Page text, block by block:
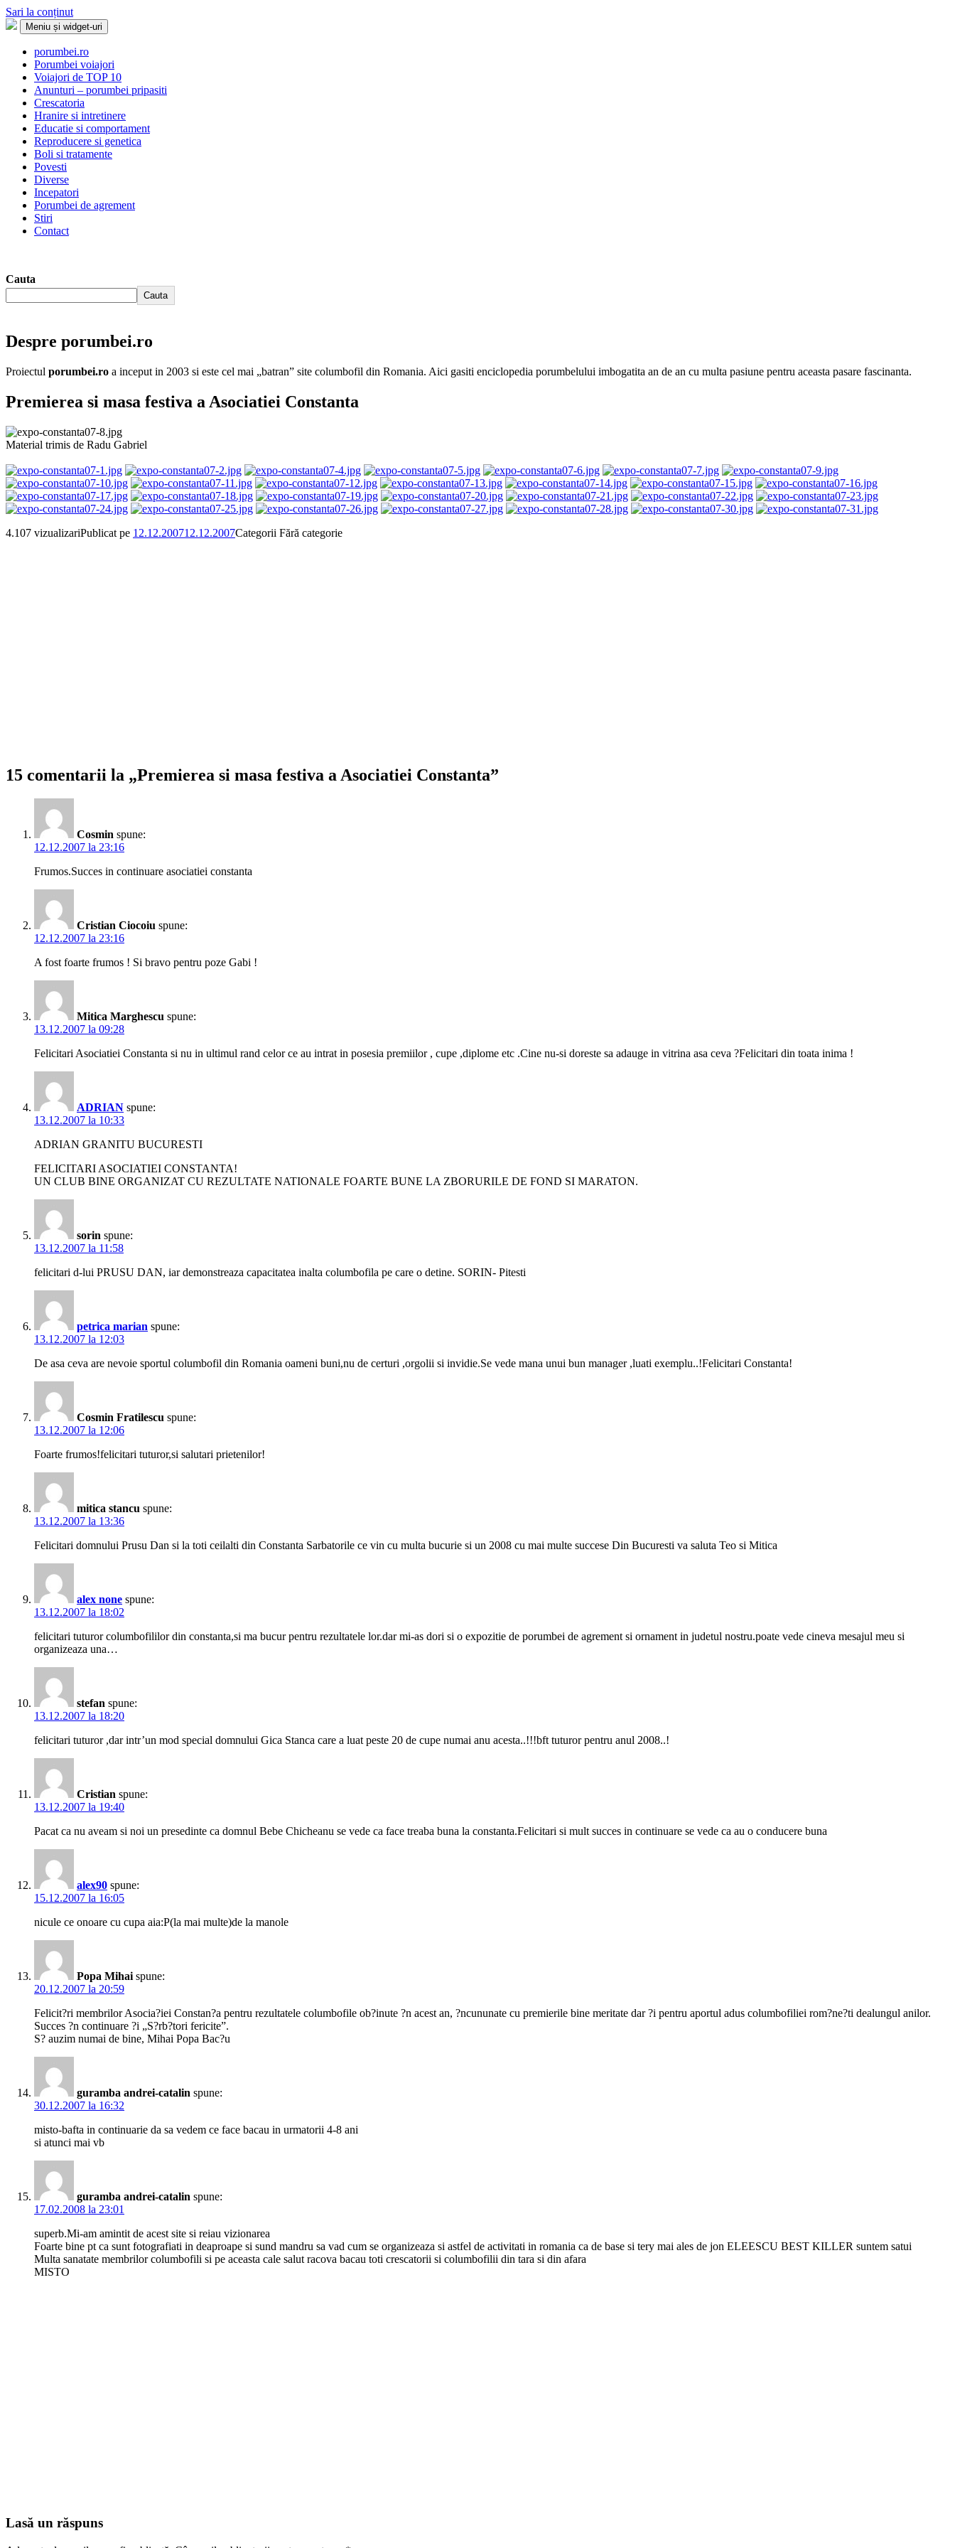
Sari la conținut
Porumbei.ro
Enciclopedia porumbelului
Meniu și widget-uri
porumbei.ro
Porumbei voiajori
Voiajori de TOP 10
Anunturi – porumbei pripasiti
Crescatoria
Hranire si intretinere
Educatie si comportament
Reproducere si genetica
Boli si tratamente
Povesti
Diverse
Incepatori
Porumbei de agrement
Stiri
Contact
Cauta
Cauta
Despre porumbei.ro
Proiectul porumbei.ro a inceput in 2003 si este cel mai „batran” site columbofil din Romania. Aici gasiti enciclopedia porumbelului imbogatita an de an cu multa pasiune pentru aceasta pasare fascinanta.
Premierea si masa festiva a Asociatiei Constanta
Material trimis de Radu Gabriel
4.107 vizualizariPublicat pe 12.12.200712.12.2007Categorii Fără categorie
15 comentarii la „Premierea si masa festiva a Asociatiei Constanta”
Cosmin spune:
12.12.2007 la 23:16
Frumos.Succes in continuare asociatiei constanta
Cristian Ciocoiu spune:
12.12.2007 la 23:16
A fost foarte frumos ! Si bravo pentru poze Gabi !
Mitica Marghescu spune:
13.12.2007 la 09:28
Felicitari Asociatiei Constanta si nu in ultimul rand celor ce au intrat in posesia premiilor , cupe ,diplome etc .Cine nu-si doreste sa adauge in vitrina asa ceva ?Felicitari din toata inima !
ADRIAN spune:
13.12.2007 la 10:33
ADRIAN GRANITU BUCURESTI
FELICITARI ASOCIATIEI CONSTANTA!
UN CLUB BINE ORGANIZAT CU REZULTATE NATIONALE FOARTE BUNE LA ZBORURILE DE FOND SI MARATON.
sorin spune:
13.12.2007 la 11:58
felicitari d-lui PRUSU DAN, iar demonstreaza capacitatea inalta columbofila pe care o detine. SORIN- Pitesti
petrica marian spune:
13.12.2007 la 12:03
De asa ceva are nevoie sportul columbofil din Romania oameni buni,nu de certuri ,orgolii si invidie.Se vede mana unui bun manager ,luati exemplu..!Felicitari Constanta!
Cosmin Fratilescu spune:
13.12.2007 la 12:06
Foarte frumos!felicitari tuturor,si salutari prietenilor!
mitica stancu spune:
13.12.2007 la 13:36
Felicitari domnului Prusu Dan si la toti ceilalti din Constanta Sarbatorile ce vin cu multa bucurie si un 2008 cu mai multe succese Din Bucuresti va saluta Teo si Mitica
alex none spune:
13.12.2007 la 18:02
felicitari tuturor columbofililor din constanta,si ma bucur pentru rezultatele lor.dar mi-as dori si o expozitie de porumbei de agrement si ornament in judetul nostru.poate vede cineva mesajul meu si
organizeaza una…
stefan spune:
13.12.2007 la 18:20
felicitari tuturor ,dar intr’un mod special domnului Gica Stanca care a luat peste 20 de cupe numai anu acesta..!!!bft tuturor pentru anul 2008..!
Cristian spune:
13.12.2007 la 19:40
Pacat ca nu aveam si noi un presedinte ca domnul Bebe Chicheanu se vede ca face treaba buna la constanta.Felicitari si mult succes in continuare se vede ca au o conducere buna
alex90 spune:
15.12.2007 la 16:05
nicule ce onoare cu cupa aia:P(la mai multe)de la manole
Popa Mihai spune:
20.12.2007 la 20:59
Felicit?ri membrilor Asocia?iei Constan?a pentru rezultatele columbofile ob?inute ?n acest an, ?ncununate cu premierile bine meritate dar ?i pentru aportul adus columbofiliei rom?ne?ti dealungul anilor.
Succes ?n continuare ?i „S?rb?tori fericite”.
S? auzim numai de bine, Mihai Popa Bac?u
guramba andrei-catalin spune:
30.12.2007 la 16:32
misto-bafta in continuarie da sa vedem ce face bacau in urmatorii 4-8 ani
si atunci mai vb
guramba andrei-catalin spune:
17.02.2008 la 23:01
superb.Mi-am amintit de acest site si reiau vizionarea
Foarte bine pt ca sunt fotografiati in deaproape si sund mandru sa vad cum se organizeaza si astfel de activitati in romania ca de base si tery mai ales de jon ELEESCU BEST KILLER suntem satui
Multa sanatate membrilor columbofili si pe aceasta cale salut racova bacau toti crescatorii si columbofilii din tara si din afara
MISTO
Lasă un răspuns